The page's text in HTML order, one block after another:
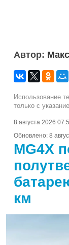
Автор:
Использование
только с
8 августа 2026
Обновлено: 8
MG4X
км